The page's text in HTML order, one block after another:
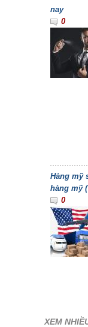
nay
0
Hàng mỹ
hàng mỹ
0
XEM